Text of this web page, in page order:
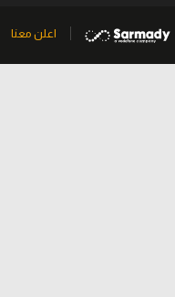
اعلن معنا